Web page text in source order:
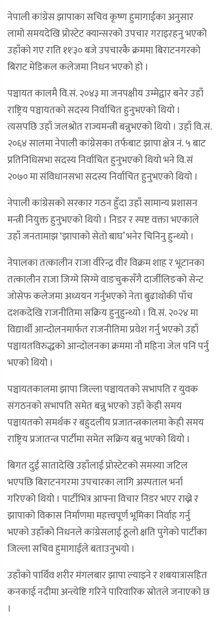
नेपाली कांग्रेस झापाका सचिव कृष्ण हुमागाईका अनुसार
लामो समयदेखि प्रोस्टेट क्यान्सरको उपचार गराइरहनु भएको
उहाँको गए राति ११ः३० बजे उपचारकै क्रममा बिराटनगरको
बिराट मेडिकल कलेजमा निधन भएको हो ।
पञ्चायत कालमै वि.सं. २०४३ मा जनपक्षीय उम्मेद्वार बनेर उहाँ
राष्ट्रिय पञ्चायतको सदस्य निर्वाचित हुनुभएको थियो ।
त्यसपछि उहाँ जलश्रोत राज्यमन्त्री बन्नुभएको थियो । उहाँ वि.सं.
२०६४ सालमा नेपाली कांग्रेसका तर्फबाट झापा क्षेत्र नं. ५ बाट
प्रतिनिधिसभा सदस्य निर्वाचित हुनुभएको थियो भने वि.संं
२०७० मा संविधानसभा सदस्य निर्वाचित हुनुभएको थियो ।
नेपाली कांग्रेसको सरकार गठन हुँदा उहाँ सामान्य प्रशासन
मन्त्री नियुक्त हुनुभएको थियो । निडर र स्पष्ट वक्ता भएकाले
उहाँ जनतामाझ ‘झापाको सेतो बाघ’ भनेर चिनिनु हुन्थ्यो ।
नेपालका तत्कालीन राजा वीरेन्द्र वीर विक्रम शाह र भूटानका
तत्कालीन राजा जिग्मे सिग्मे वाङचुकसँगै दार्जीलिङको सेन्ट
जोसेफ कलेजमा अध्ययन गर्नुभएको नेता बुढाथोकी पाँच
दशकदेखि राजनीतिमा सक्रिय हुनुहुन्थ्यो । वि.सं. २०२४ मा
विद्यार्थी आन्दोलनमार्फत राजनीतिमा प्रवेश गर्नु भएको उहाँ
पञ्चायतविरुद्धको आन्दोलनका क्रममा नौ महिना जेल पनि पर्नु
भएको थियो ।
पञ्चायतकालमा झापा जिल्ला पञ्चायतको सभापति र युवक
संगठनको सभापति समेत बन्नु भएको उहाँ केही समय
पञ्चायतको समर्थक र बहुदलीय प्रजातन्त्रकालमा केही समय
राष्ट्रिय प्रजातन्त्र पार्टीमा समेत सक्रिय बन्नु भएको थियो ।
बिगत दुई सातादेखि उहाँलाई प्रोस्टेटको समस्या जटिल
भएपछि बिराटनगरमा उपचारका लागि अस्पताल भर्ना
गरिएको थियो । पार्टीभित्र आफ्ना विचार निडर भएर राख्ने र
झापाको विकास निर्माणमा महत्त्वपूर्ण भूमिका निर्वाह गर्नु
भएको उहाँको निधनले कांग्रेसलाई ठूलो क्षति पुगेको पार्टीका
जिल्ला सचिव हुमागाईले बताउनुभयो ।
उहाँको पार्थिव शरीर मंगलबार झापा ल्याइने र शबयात्रासहित
कनकाई नदीमा अन्त्येष्टि गरिने पारिवारिक स्रोतले जनाएको छ
।